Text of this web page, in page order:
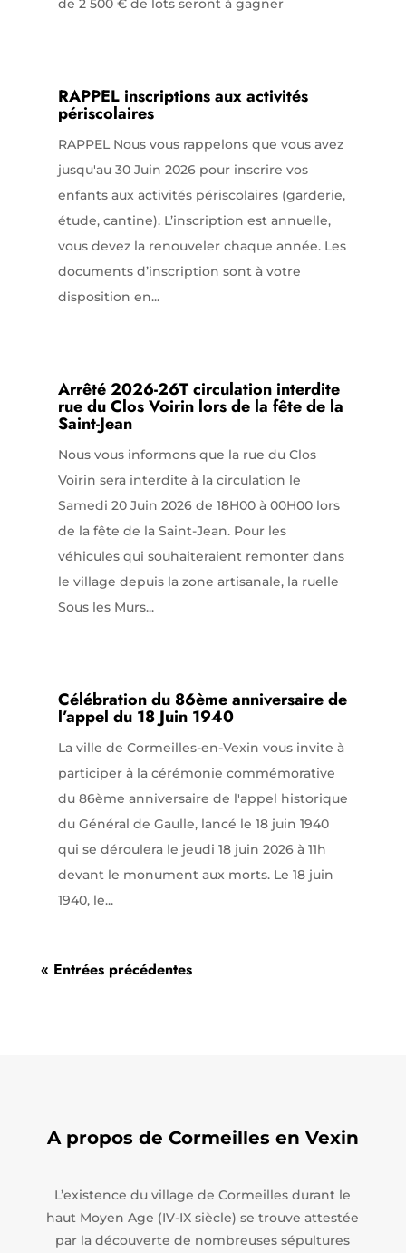
RAPPEL inscriptions aux activités
périscolaires
RAPPEL Nous vous rappelons que vous avez
jusqu'au 30 Juin 2026 pour inscrire vos
enfants aux activités périscolaires (garderie,
étude, cantine). L’inscription est annuelle,
vous devez la renouveler chaque année. Les
documents d’inscription sont à votre
disposition en...
Arrêté 2026-26T circulation interdite
rue du Clos Voirin lors de la fête de la
Saint-Jean
Nous vous informons que la rue du Clos
Voirin sera interdite à la circulation le
Samedi 20 Juin 2026 de 18H00 à 00H00 lors
de la fête de la Saint-Jean. Pour les
véhicules qui souhaiteraient remonter dans
le village depuis la zone artisanale, la ruelle
Sous les Murs...
Célébration du 86ème anniversaire de
l’appel du 18 Juin 1940
La ville de Cormeilles-en-Vexin vous invite à
participer à la cérémonie commémorative
du 86ème anniversaire de l'appel historique
du Général de Gaulle, lancé le 18 juin 1940
qui se déroulera le jeudi 18 juin 2026 à 11h
devant le monument aux morts. Le 18 juin
1940, le...
« Entrées précédentes
A propos de Cormeilles en Vexin
L’existence du village de Cormeilles durant le
haut Moyen Age (IV-IX siècle) se trouve attestée
par la découverte de nombreuses sépultures